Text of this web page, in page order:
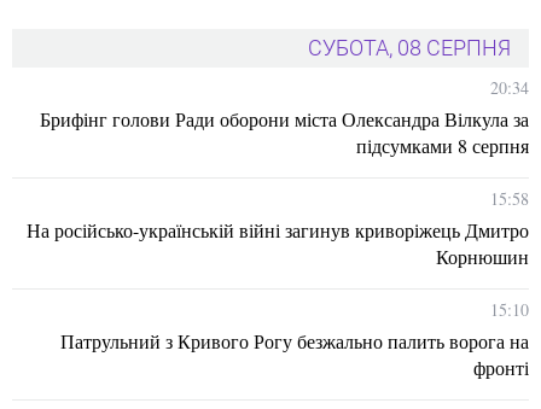
СУБОТА, 08 СЕРПНЯ
20:34
Брифінг голови Ради оборони міста Олександра Вілкула за
підсумками 8 серпня
15:58
На російсько-українській війні загинув криворіжець Дмитро
Корнюшин
15:10
Патрульний з Кривого Рогу безжально палить ворога на
фронті